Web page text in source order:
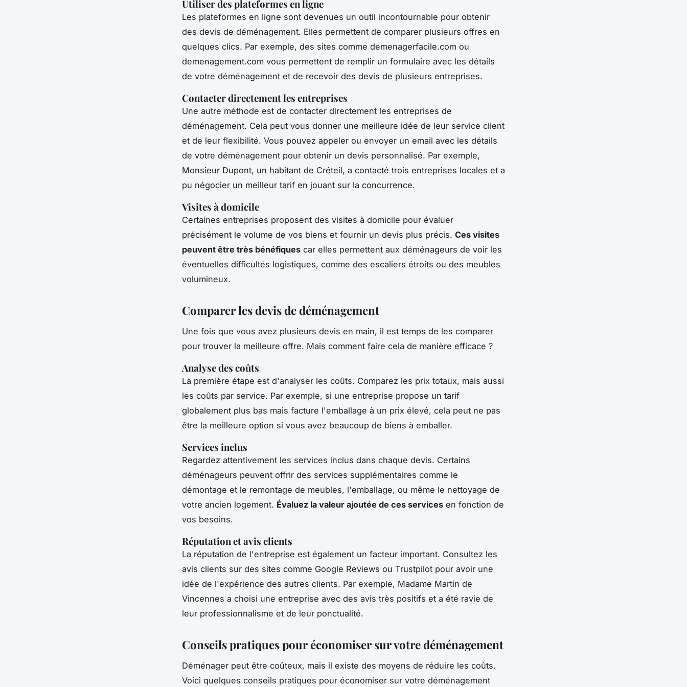
Utiliser des plateformes en ligne
Les plateformes en ligne sont devenues un outil incontournable pour obtenir
des devis de déménagement. Elles permettent de comparer plusieurs offres en
quelques clics. Par exemple, des sites comme demenagerfacile.com ou
demenagement.com vous permettent de remplir un formulaire avec les détails
de votre déménagement et de recevoir des devis de plusieurs entreprises.
Contacter directement les entreprises
Une autre méthode est de contacter directement les entreprises de
déménagement. Cela peut vous donner une meilleure idée de leur service client
et de leur flexibilité. Vous pouvez appeler ou envoyer un email avec les détails
de votre déménagement pour obtenir un devis personnalisé. Par exemple,
Monsieur Dupont, un habitant de Créteil, a contacté trois entreprises locales et a
pu négocier un meilleur tarif en jouant sur la concurrence.
Visites à domicile
Certaines entreprises proposent des visites à domicile pour évaluer
précisément le volume de vos biens et fournir un devis plus précis. Ces visites
peuvent être très bénéfiques car elles permettent aux déménageurs de voir les
éventuelles difficultés logistiques, comme des escaliers étroits ou des meubles
volumineux.
Comparer les devis de déménagement
Une fois que vous avez plusieurs devis en main, il est temps de les comparer
pour trouver la meilleure offre. Mais comment faire cela de manière efficace ?
Analyse des coûts
La première étape est d'analyser les coûts. Comparez les prix totaux, mais aussi
les coûts par service. Par exemple, si une entreprise propose un tarif
globalement plus bas mais facture l'emballage à un prix élevé, cela peut ne pas
être la meilleure option si vous avez beaucoup de biens à emballer.
Services inclus
Regardez attentivement les services inclus dans chaque devis. Certains
déménageurs peuvent offrir des services supplémentaires comme le
démontage et le remontage de meubles, l'emballage, ou même le nettoyage de
votre ancien logement. Évaluez la valeur ajoutée de ces services en fonction de
vos besoins.
Réputation et avis clients
La réputation de l'entreprise est également un facteur important. Consultez les
avis clients sur des sites comme Google Reviews ou Trustpilot pour avoir une
idée de l'expérience des autres clients. Par exemple, Madame Martin de
Vincennes a choisi une entreprise avec des avis très positifs et a été ravie de
leur professionnalisme et de leur ponctualité.
Conseils pratiques pour économiser sur votre déménagement
Déménager peut être coûteux, mais il existe des moyens de réduire les coûts.
Voici quelques conseils pratiques pour économiser sur votre déménagement